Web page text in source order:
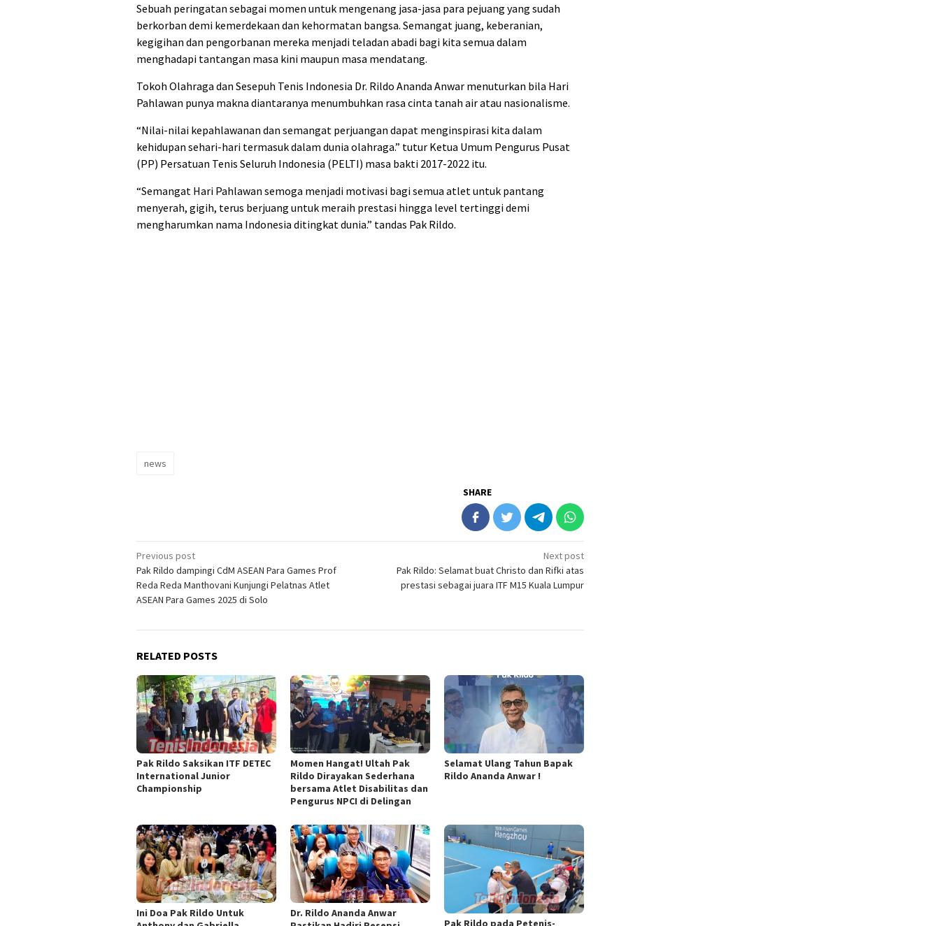
Sebuah peringatan sebagai momen untuk mengenang jasa-jasa para pejuang yang sudah
berkorban demi kemerdekaan dan kehormatan bangsa. Semangat juang, keberanian,
kegigihan dan pengorbanan mereka menjadi teladan abadi bagi kita semua dalam
menghadapi tantangan masa kini maupun masa mendatang.
Tokoh Olahraga dan Sesepuh Tenis Indonesia Dr. Rildo Ananda Anwar menuturkan bila Hari
Pahlawan punya makna diantaranya menumbuhkan rasa cinta tanah air atau nasionalisme.
“Nilai-nilai kepahlawanan dan semangat perjuangan dapat menginspirasi kita dalam
kehidupan sehari-hari termasuk dalam dunia olahraga.” tutur Ketua Umum Pengurus Pusat
(PP) Persatuan Tenis Seluruh Indonesia (PELTI) masa bakti 2017-2022 itu.
“Semangat Hari Pahlawan semoga menjadi motivasi bagi semua atlet untuk pantang
menyerah, gigih, terus berjuang untuk meraih prestasi hingga level tertinggi demi
mengharumkan nama Indonesia ditingkat dunia.” tandas Pak Rildo.
news
SHARE
Post
navigation
Previous post
Pak Rildo dampingi CdM ASEAN Para Games Prof
Reda Reda Manthovani Kunjungi Pelatnas Atlet
ASEAN Para Games 2025 di Solo
Next post
Pak Rildo: Selamat buat Christo dan Rifki atas
prestasi sebagai juara ITF M15 Kuala Lumpur
RELATED POSTS
Pak Rildo Saksikan ITF DETEC
International Junior
Championship
Momen Hangat! Ultah Pak
Rildo Dirayakan Sederhana
bersama Atlet Disabilitas dan
Pengurus NPCI di Delingan
Selamat Ulang Tahun Bapak
Rildo Ananda Anwar !
Ini Doa Pak Rildo Untuk
Dr. Rildo Ananda Anwar
Pak Rildo pada Petenis-